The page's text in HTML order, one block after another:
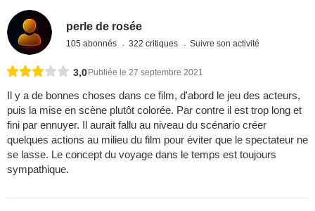
perle de rosée
105 abonnés 322 critiques Suivre son activité
3,0 Publiée le 27 septembre 2021
Il y a de bonnes choses dans ce film, d'abord le jeu des acteurs,
puis la mise en scène plutôt colorée. Par contre il est trop long et
fini par ennuyer. Il aurait fallu au niveau du scénario créer
quelques actions au milieu du film pour éviter que le spectateur ne
se lasse. Le concept du voyage dans le temps est toujours
sympathique.